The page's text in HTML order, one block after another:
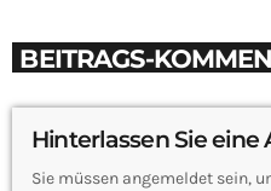
BEITRAGS-
Hinterlassen Sie
Sie müssen angemeldet sein,